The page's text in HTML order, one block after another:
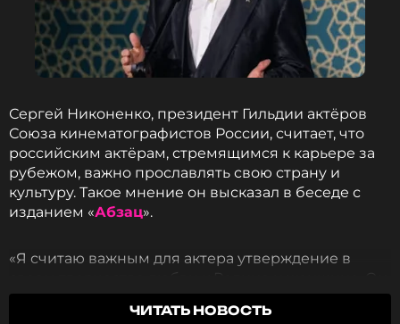
Сергей Никоненко, президент Гильдии актёров
Союза кинематографистов России, считает, что
российским актёрам, стремящимся к карьере за
рубежом, важно прославлять свою страну и
культуру. Такое мнение он высказал в беседе с
изданием «Абзац».
«Я считаю важным для актера утверждение в
своем творчестве любви к Родине и женщине. Он
должен продвигать любовь к русской культуре», —
сказал Никоненко.ЧИТАТЬ НОВОСТЬ